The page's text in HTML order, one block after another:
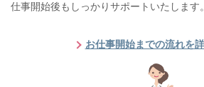
仕事開始後もしっかりサポートいたします。
お仕事開始までの流れを